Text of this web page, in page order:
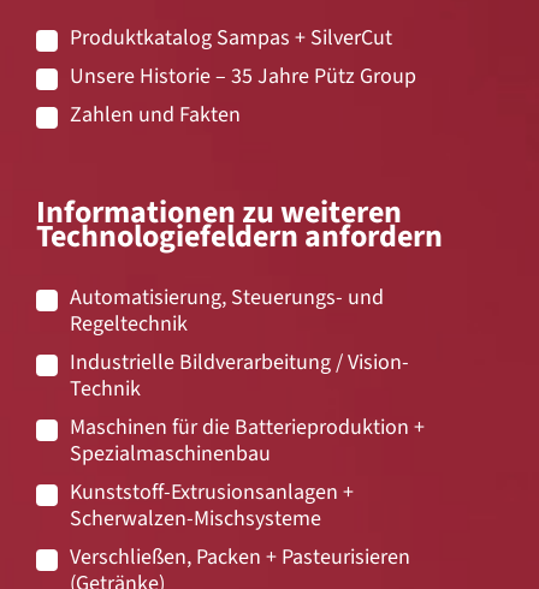
Produktkatalog Sampas + SilverCut
Unsere Historie – 35 Jahre Pütz Group
Zahlen und Fakten
Informationen zu weiteren
Technologiefeldern anfordern
Automatisierung, Steuerungs- und
Regeltechnik
Industrielle Bildverarbeitung / Vision-
Technik
Maschinen für die Batterieproduktion +
Spezialmaschinenbau
Kunststoff-Extrusionsanlagen +
Scherwalzen-Mischsysteme
Verschließen, Packen + Pasteurisieren